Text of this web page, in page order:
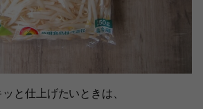
と仕上げたいときは、